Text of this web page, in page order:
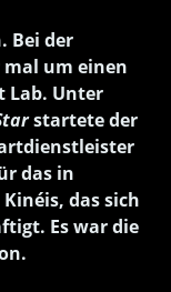
Bei der
um einen
Lab. Unter
startete der
das in
das sich
Es war die